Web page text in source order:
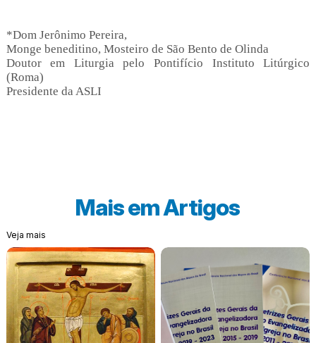
*Dom Jerônimo Pereira,
Monge beneditino, Mosteiro de São Bento de Olinda
Doutor em Liturgia pelo Pontifício Instituto Litúrgico
(Roma)
Presidente da ASLI
Mais emArtigos
Veja mais